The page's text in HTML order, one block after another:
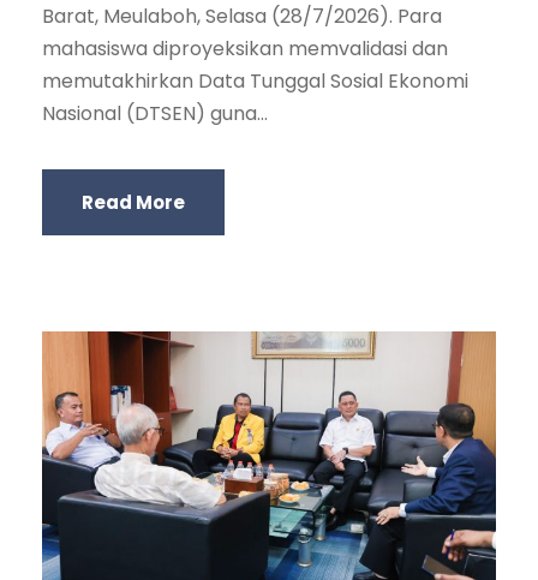
Barat, Meulaboh, Selasa (28/7/2026). Para
mahasiswa diproyeksikan memvalidasi dan
memutakhirkan Data Tunggal Sosial Ekonomi
Nasional (DTSEN) guna...
Read More